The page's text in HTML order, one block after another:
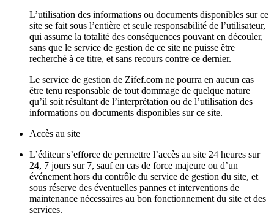
L’utilisation des informations ou documents disponibles sur ce
site se fait sous l’entière et seule responsabilité de l’utilisateur,
qui assume la totalité des conséquences pouvant en découler,
sans que le service de gestion de ce site ne puisse être
recherché à ce titre, et sans recours contre ce dernier.
Le service de gestion de Zifef.com ne pourra en aucun cas
être tenu responsable de tout dommage de quelque nature
qu’il soit résultant de l’interprétation ou de l’utilisation des
informations ou documents disponibles sur ce site.
Accès au site
L’éditeur s’efforce de permettre l’accès au site 24 heures sur
24, 7 jours sur 7, sauf en cas de force majeure ou d’un
événement hors du contrôle du service de gestion du site, et
sous réserve des éventuelles pannes et interventions de
maintenance nécessaires au bon fonctionnement du site et des
services.